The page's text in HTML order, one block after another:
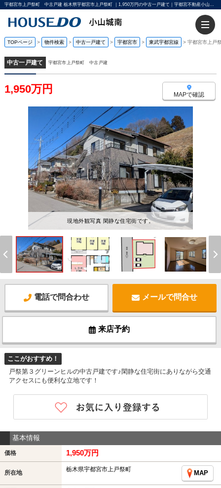
宇都宮市上戸祭町 中古戸建 栃木県宇都宮市上戸祭町 ｜1,950万円の中古一戸建て｜宇都宮不動産小山城南店
TOPページ > 物件検索 > 中古一戸建て > 宇都宮市 > 東武宇都宮線 > 宇都宮市上戸
中古一戸建て 宇都宮市上戸祭町 中古戸建
1,950万円 MAPで確認
現地外観写真 閑静な住宅街です。
電話で問合わせ メールで問合せ
来店予約
ここがおすすめ！
戸祭第３グリーンヒルの中古戸建です♪閑静な住宅街にありながら交通
アクセスにも便利な立地です！
基本情報
価格 1,950万円
所在地 栃木県宇都宮市上戸祭町
MAP